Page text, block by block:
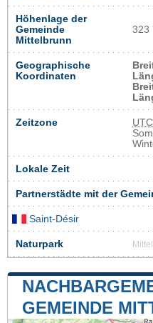
Höhenlage der
Gemeinde
Mittelbrunn
323
Geographische
Koordinaten
Zeitzone UTC
Lokale Zeit
Partnerstädte mit der
Saint-Désir
Naturpark
GEMEINDE